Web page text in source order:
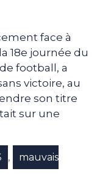
face à
18e journée du
football, a
victoire, au
son titre
sur une
,
mauvais